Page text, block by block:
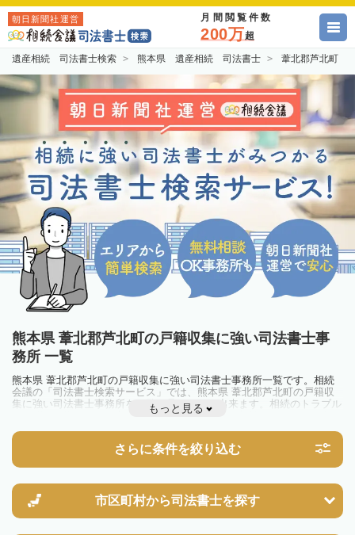
朝日新聞社運営 月間閲覧件数
200万超
遺産相続 司法書士検索 熊本県 遺産相続 司法書士 葦北郡芦北町
熊本県 葦北郡芦北町の戸籍収集に強い司法書士事
務所 一覧
熊本県 葦北郡芦北町の戸籍収集に強い司法書士事務所一覧です。相続
会議の「司法書士検索サービス」では、熊本県 葦北郡芦北町の戸籍収
集に強い司法書士事務所を一覧で見ることが出来ます。相続のトラブル
やお悩みを抱えている方は一度近隣の司法書士に相談してみましょう。
もっと見る
さらに条件を絞り込む
市区町村から司法書士を探す